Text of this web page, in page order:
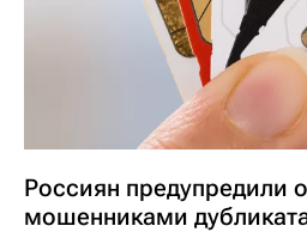
Россиян предупредили
мошенниками